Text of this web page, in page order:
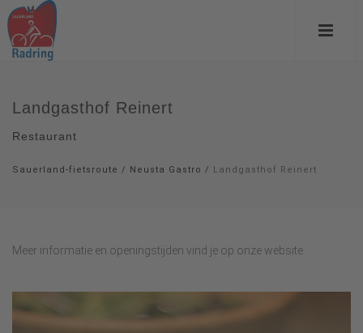
Landgasthof Reinert
Restaurant
Sauerland-fietsroute / Neusta Gastro / Landgasthof Reinert
Meer informatie en openingstijden vind je op onze website.